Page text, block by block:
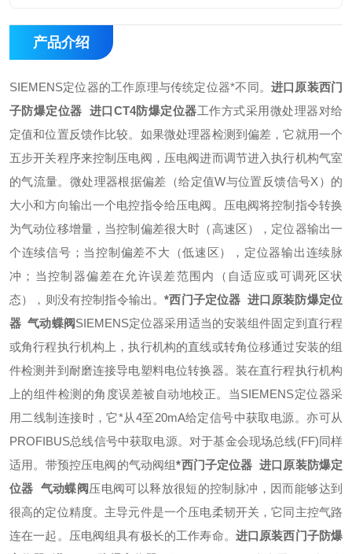
产品介绍
SIEMENS定位器的工作原理与传统定位器*不同。 进口原装西门
子防爆定位器 进口CT4防爆定位器工作方式采用微处理器对给
定值和位置反馈作比较。如果微处理器检测到偏差，它就用一个
五步开关程序来控制压电阀，压电阀进而调节进入执行机构气室
的气流量。 微处理器根据偏差（给定值W与位置反馈信号X）的
大小和方向输出一个电控指令给压电阀。压电阀将控制指令转换
为气动位移增量，当控制偏差很大时（高速区），定位器输出一
个连续信号；当控制偏差不大（低速区），定位器输出连续脉
冲；当控制器偏差在允许误差范围内（自适应或可调死区状
态），则没有控制指令输出。*西门子定位器 进口原装防爆定位
器 气动蝶阀SIEMENS定位器采用适当的安装组件固定到直行程
或角行程执行机构上，执行机构的直线或转角位移通过安装的组
件检测并到耐磨连接导电塑料电位转换器。 装在直行程执行机构
上的组件检测的角度误差被自动地校正。当SIEMENS定位器采
用二线制连接时，它*从4至20mA给定信号中获取电源。亦可从
PROFIBUS总线信号中获取电源。对于基金会现场总线(FF)同样
适用。 带预控压电阀的气动阀组*西门子定位器 进口原装防爆定
位器 气动蝶阀压电阀可以释放很短的控制脉冲，因而能够达到
很高的定位精度。主导元件是一个压电柔韧开关，它同主控气路
连在一起。压电阀组具有极长的工作寿命。 进口原装西门子防爆